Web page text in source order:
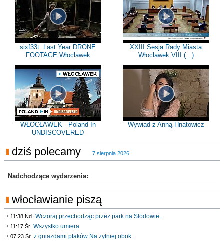
sixf33t .Last Year DRONE
FOOTAGE Włocławek
XXIII Sesja Rady Miasta
Włocławek VIII (...)
WŁOCŁAWEK - Poland In
UNDISCOVERED
Wywiad z Anną Hnatowicz
dziś polecamy 7 sierpnia 2026
Nadchodzące wydarzenia:
włocławianie piszą
11:38 Nd. Wczoraj przechodząc przez park na Słodowie..
11:17 Śr. Wszystko umiera
07:23 Śr. z gniazdami ptaków Na żytniej obok..